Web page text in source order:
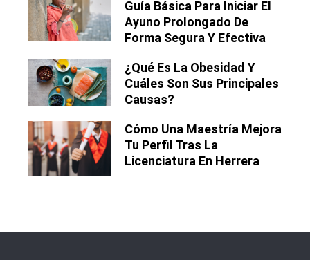
Guía Básica Para Iniciar El
Ayuno Prolongado De
Forma Segura Y Efectiva
¿Qué Es La Obesidad Y
Cuáles Son Sus Principales
Causas?
Cómo Una Maestría Mejora
Tu Perfil Tras La
Licenciatura En Herrera